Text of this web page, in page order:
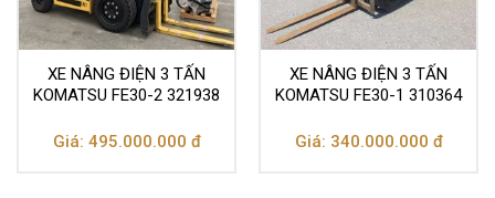
XE NÂNG ĐIỆN 3 TẤN
KOMATSU FE30-2 321938
Giá: 495.000.000 đ
XE NÂNG ĐIỆN 3 TẤN
KOMATSU FE30-1 310364
Giá: 340.000.000 đ